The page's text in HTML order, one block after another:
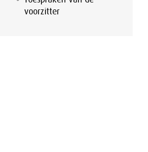
voorzitter